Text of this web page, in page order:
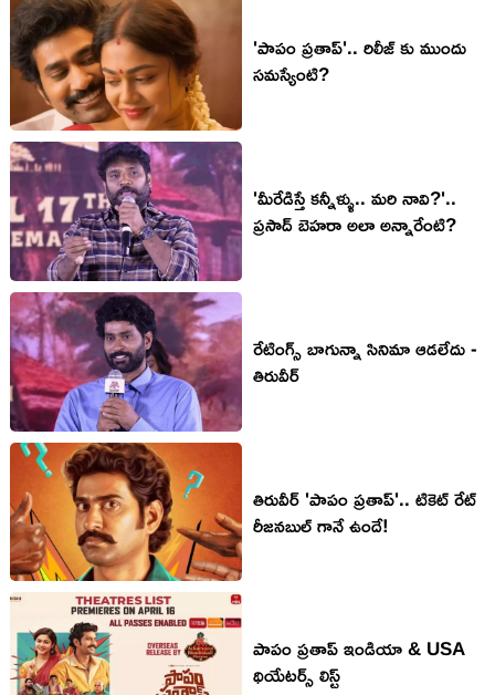
'పాపం ప్రతాప్'.. రిలీజ్ కు ముందు
సమస్యేంటి?
'మీరేడిస్తే కన్నీళ్ళు.. మరి నావి?'..
ప్రసాద్ బెహరా అలా అన్నారేంటి?
రేటింగ్స్ బాగున్నా సినిమా ఆడలేదు -
తిరువీర్
తిరువీర్ 'పాపం ప్రతాప్'.. టికెట్ రేట్
రీజనబుల్ గానే ఉందే!
పాపం ప్రతాప్ ఇండియా & USA
థియేటర్స్ లిస్ట్